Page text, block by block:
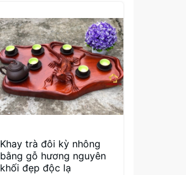
Khay trà đôi kỳ nhông
bằng gỗ hương nguyên
khối đẹp độc lạ